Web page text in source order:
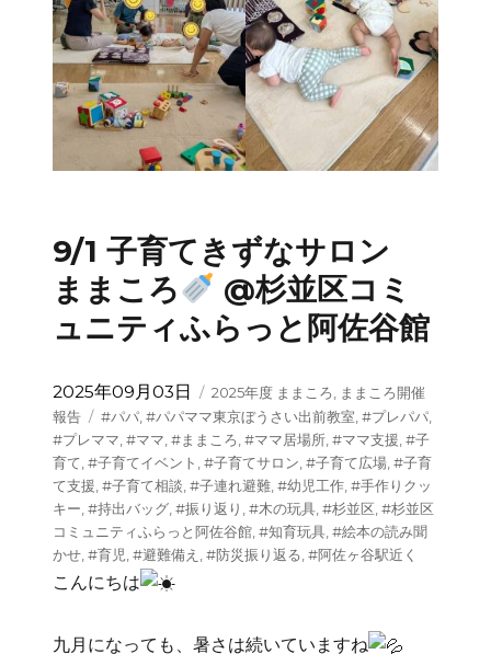
9/1 子育てきずなサロン
ままころ
@杉並区コミ
ュニティふらっと阿佐谷館
投
稿
日:
2025年09月03日
カ
テ
ゴ
リ
ー
2025年度 ままころ
ままころ開催
報告
タ
グ
#パパ, #パパママ東京ぼうさい出前教室 #プレパパ,
#プレママ #ママ #ままころ #ママ居場所, #ママ支援 #子
育て #子育てイベント #子育てサロン #子育て広場, #子育
て支援 #子育て相談 #子連れ避難, #幼児工作, #手作りクッ
キー #持出バッグ, #振り返り #木の玩具, #杉並区 #杉並区
コミュニティふらっと阿佐谷館, #知育玩具, #絵本の読み聞
かせ, #育児 #避難備え #防災振り返る #阿佐ヶ谷駅近く
こんにちは
九月になっても、暑さは続いていますね